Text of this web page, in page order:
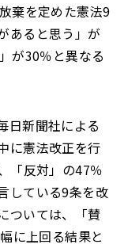
棄を定めた憲法9
あると思う」が
が30％と異なる
日新聞社による
に憲法改正を行
「反対」の47％
している9条を改
ついては、「賛
に上回る結果と